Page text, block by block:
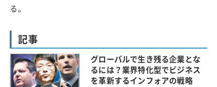
る。
記事
グローバルで生き残る企業とな
るには？業界特化型でビジネス
を革新するインフォアの戦略